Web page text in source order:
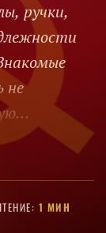
ручки,
не
1 МИН